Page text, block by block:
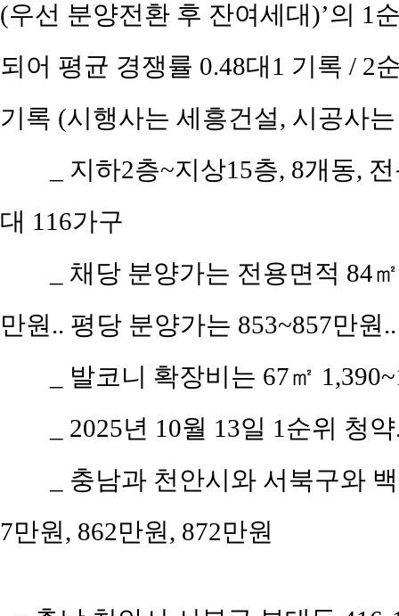
(우선 분양전환 후 잔여세대)’의 1
되어 평균 경쟁률 0.48대1 기록 / 2
기록 (시행사는 세흥건설, 시공사
_ 지하2층~지상15층, 8개동,
대 116가구
_ 채당 분양가는 전용면적 84
만원.. 평당 분양가는 853~857만원
_ 발코니 확장비는 67㎡
_ 2025년 10월 13일 1순위 청
_ 충남과 천안시와 서북구와
7만원, 862만원, 872만원